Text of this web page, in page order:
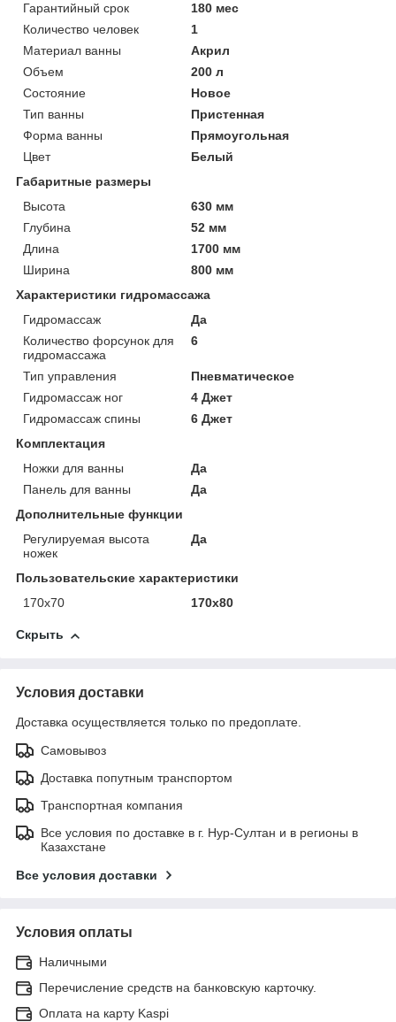
Гарантийный срок
180 мес
Количество человек
1
Материал ванны
Акрил
Объем
200 л
Состояние
Новое
Тип ванны
Пристенная
Форма ванны
Прямоугольная
Цвет
Белый
Габаритные размеры
Высота
630 мм
Глубина
52 мм
Длина
1700 мм
Ширина
800 мм
Характеристики гидромассажа
Гидромассаж
Да
Количество форсунок для
гидромассажа
6
Тип управления
Пневматическое
Гидромассаж ног
4 Джет
Гидромассаж спины
6 Джет
Комплектация
Ножки для ванны
Да
Панель для ванны
Да
Дополнительные функции
Регулируемая высота
ножек
Да
Пользовательские характеристики
170х70
170х80
Скрыть
Условия доставки
Доставка осуществляется только по предоплате.
Самовывоз
Доставка попутным транспортом
Транспортная компания
Все условия по доставке в г. Нур-Султан и в регионы в
Казахстане
Все условия доставки
Условия оплаты
Наличными
Перечисление средств на банковскую карточку.
Оплата на карту Kaspi